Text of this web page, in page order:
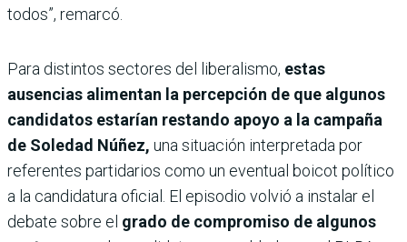
todos”, remarcó.
Para distintos sectores del liberalismo, estas
ausencias alimentan la percepción de que algunos
candidatos estarían restando apoyo a la campaña
de Soledad Núñez, una situación interpretada por
referentes partidarios como un eventual boicot político
a la candidatura oficial. El episodio volvió a instalar el
debate sobre el grado de compromiso de algunos